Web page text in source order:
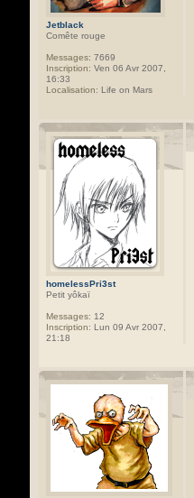
Jetblack
Comête rouge
Messages: 7669
Inscription: Ven 06 Avr 2007,
16:33
Localisation: Life on Mars
homelessPri3st
Petit yôkaï
Messages: 12
Inscription: Lun 09 Avr 2007,
21:18